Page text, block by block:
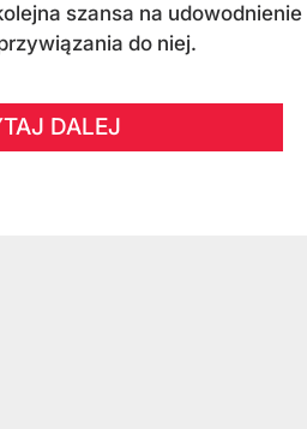
szansa na udowodnienie
do niej.
DALEJ